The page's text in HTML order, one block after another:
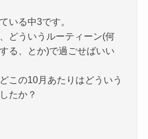
いる中3です。
どういうルーティーン(何
る、とか)で過ごせばいい
この10月あたりはどういう
たか？